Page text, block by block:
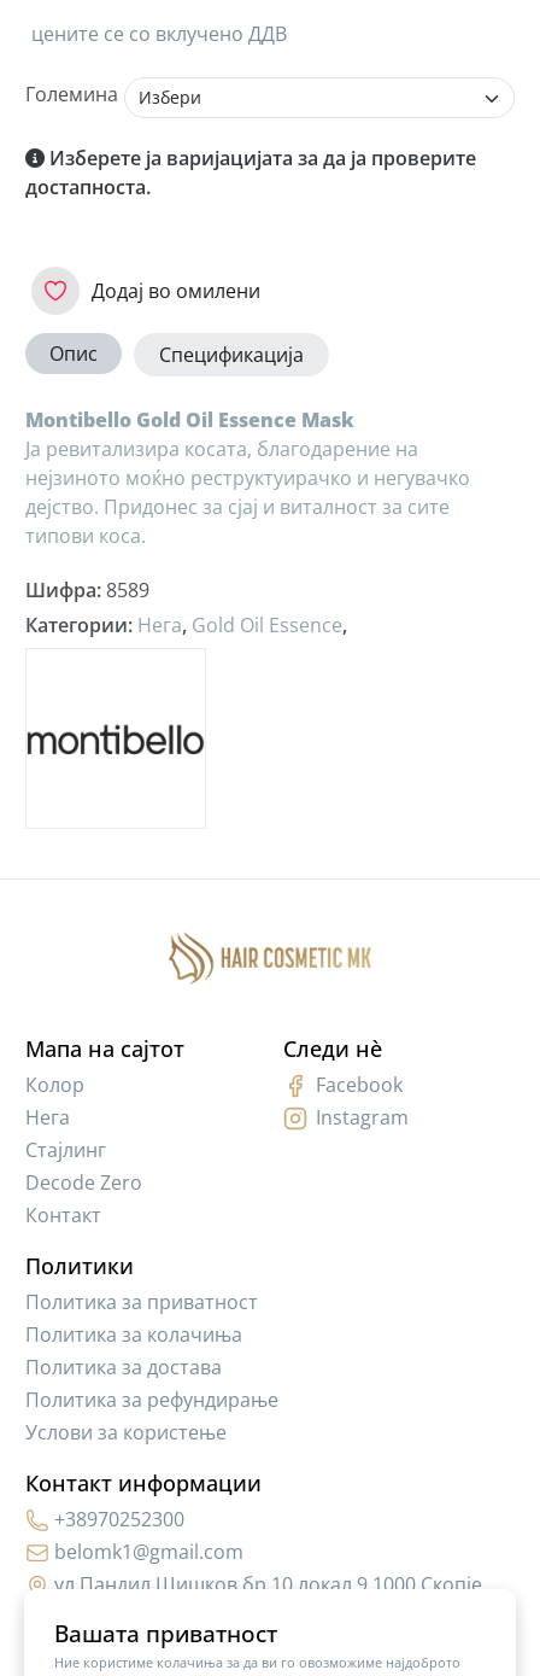
Вашата приватност
Ние користиме колачиња за да ви го овозможиме најдоброто
цените се со вклучено ДДВ
Големина
Изберете ја варијацијата за да ја проверите
достапноста.
Додај во омилени
Опис Спецификација
Montibello Gold Oil Essence Mask
Ја ревитализира косата, благодарение на
нејзиното моќно реструктуирачко и негувачко
дејство. Придонес за сјај и виталност за сите
типови коса.
Шифра:8589
Категории: Нега, Gold Oil Essence,
Мапа на сајтот
Колор
Нега
Стајлинг
Decode Zero
Контакт
Политики
Политика за приватност
Политика за колачиња
Политика за достава
Политика за рефундирање
Услови за користење
Контакт информации
+38970252300
belomk1@gmail.com
ул.Пандил Шишков бр.10,локал 9 1000 Скопје
Следи нè
Facebook
Instagram